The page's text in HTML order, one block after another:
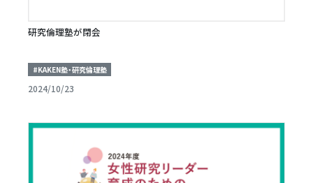
研究倫理塾が閉会
#KAKEN塾・研究倫理塾
2024/10/23